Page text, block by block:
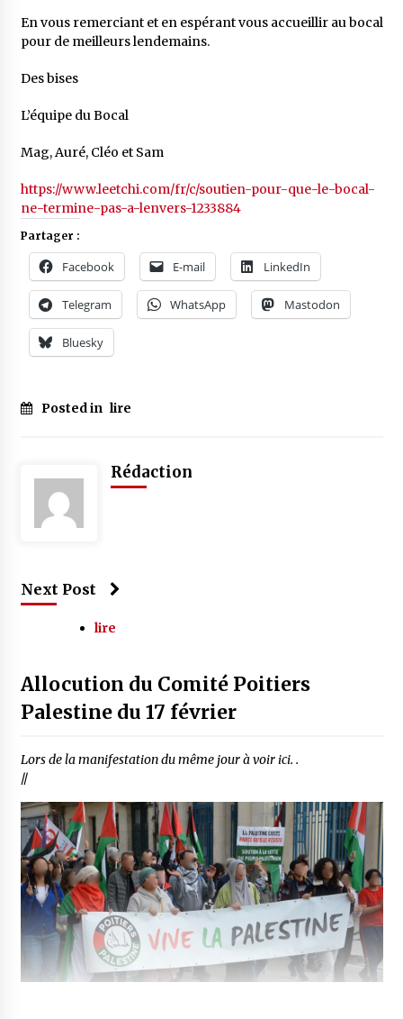
En vous remerciant et en espérant vous accueillir au bocal
pour de meilleurs lendemains.
Des bises
L’équipe du Bocal
Mag, Auré, Cléo et Sam
https://www.leetchi.com/fr/c/soutien-pour-que-le-bocal-
ne-termine-pas-a-lenvers-1233884
Partager :
Facebook E-mail LinkedIn
Telegram WhatsApp Mastodon
Bluesky
Posted in lire
Rédaction
Next Post
lire
Allocution du Comité Poitiers
Palestine du 17 février
Lors de la manifestation du même jour à voir ici. .
//